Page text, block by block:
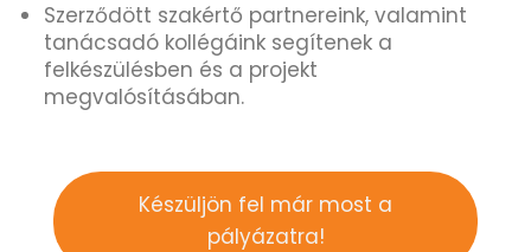
Szerződött szakértő partnereink, valamint
tanácsadó kollégáink segítenek a
felkészülésben és a projekt
megvalósításában.
Készüljön fel már most a
pályázatra!